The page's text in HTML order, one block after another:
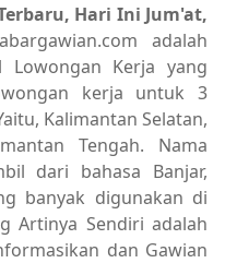
Hari Ini Jum'at,
adalah
Kerja yang
kerja untuk 3
Kalimantan Selatan,
Tengah. Nama
dari bahasa Banjar,
banyak digunakan di
Artinya Sendiri adalah
dan Gawian